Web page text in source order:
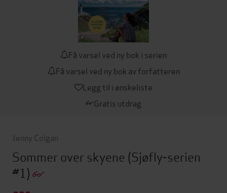
Få varsel ved ny bok i serien
Få varsel ved ny bok av forfatteren
Legg til i ønskeliste
Gratis utdrag
Jenny Colgan
Sommer over skyene (Sjøfly-serien
#1)